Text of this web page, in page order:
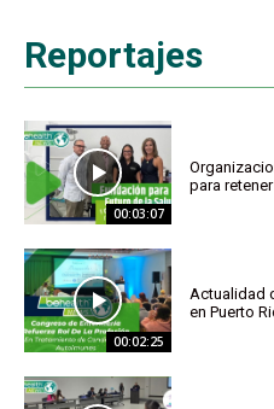
Reportajes
00:03:07
para
00:02:25
Actualidad
en Puerto